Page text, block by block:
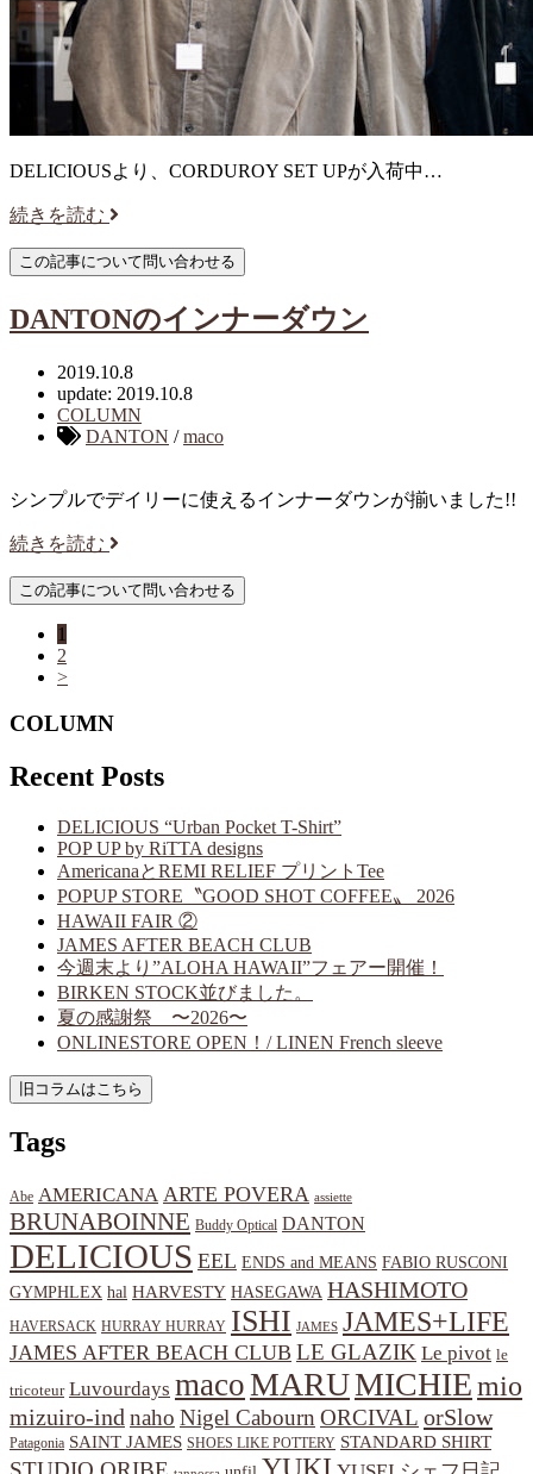
DELICIOUSより、CORDUROY SET UPが入荷中…
続きを読む
DANTONのインナーダウン
2019.10.8
update: 2019.10.8
COLUMN
DANTON /maco
シンプルでデイリーに使えるインナーダウンが揃いました!!
続きを読む
1
2
>
COLUMN
Recent Posts
DELICIOUS “Urban Pocket T-Shirt”
POP UP by RiTTA designs
AmericanaとREMI RELIEF プリントTee
POPUP STORE〝GOOD SHOT COFFEE〟 2026
HAWAII FAIR ②
JAMES AFTER BEACH CLUB
今週末より”ALOHA HAWAII”フェアー開催！
BIRKEN STOCK並びました。
夏の感謝祭 〜2026〜
ONLINESTORE OPEN！/ LINEN French sleeve
Tags
Abe AMERICANA ARTE POVERA assiette
BRUNABOINNE Buddy Optical DANTON
DELICIOUS EEL ENDS and MEANS FABIO RUSCONI
GYMPHLEX hal HARVESTY HASEGAWA HASHIMOTO
HAVERSACK HURRAY HURRAY ISHI JAMES JAMES+LIFE
JAMES AFTER BEACH CLUB LE GLAZIK Le pivot le
tricoteur Luvourdays macoMARUMICHIEmio
mizuiro-indnaho Nigel Cabourn ORCIVAL orSlow
Patagonia SAINT JAMES SHOES LIKE POTTERY STANDARD SHIRT